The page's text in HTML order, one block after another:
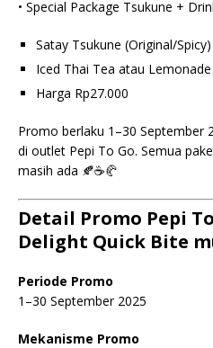
• Special Package Tsukune +
Satay Tsukune (Original/Spicy)
Iced Thai Tea atau
Harga Rp27.000
Promo berlaku 1–30 September
di outlet Pepi To Go. Semua
masih ada 🍂☕🥐
Detail Promo Pepi
Delight Quick Bite
Periode Promo
1–30 September 2025
Mekanisme Promo